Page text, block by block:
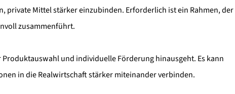
private Mittel stärker einzubinden. Erforderlich ist ein Rahmen, der
zusammenführt.
und individuelle Förderung hinausgeht. Es kann
in die Realwirtschaft stärker miteinander verbinden.